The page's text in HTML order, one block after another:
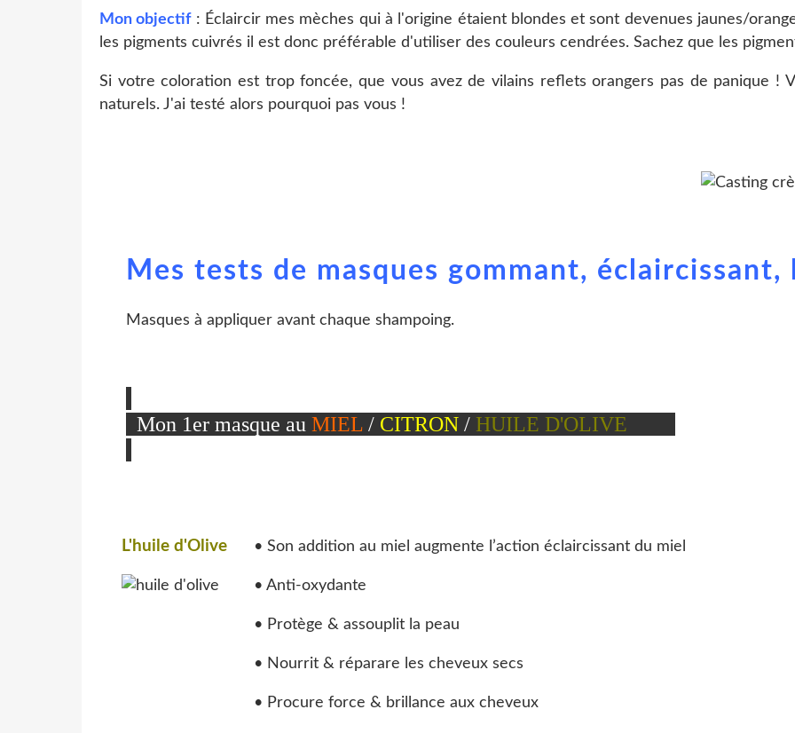
Mon objectif: Éclaircir mes mèches qui à l'origine étaient blondes et sont devenues jaunes/
les pigments cuivrés il est donc préférable d'utiliser des couleurs cendrées. Sachez que les
Si votre coloration est trop foncée, que vous avez de vilains reflets orangers pas de panique
naturels. J'ai testé alors pourquoi pas vous !
Mes tests de masques gommant,
Masques à appliquer avant chaque shampoing.
Mon 1er masque au MIEL / CITRON / HUILE D'OLIVE
L'huile d'Olive • Son addition au miel augmente l’action éclaircissant du miel
• Anti-oxydante
• Protège & assouplit la peau
• Nourrit & réparare les cheveux secs
• Procure force & brillance aux cheveux